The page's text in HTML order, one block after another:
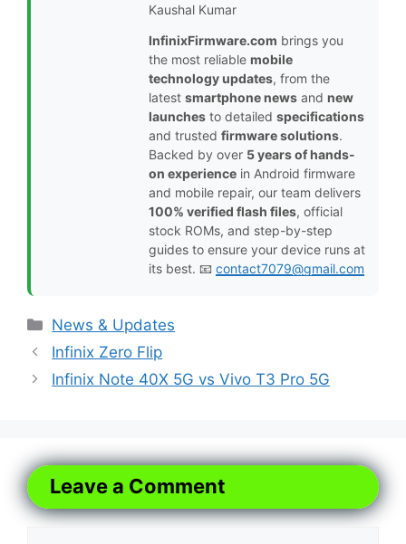
Kaushal Kumar
InfinixFirmware.com brings you
the most reliable mobile
technology updates, from the
latest smartphone news and new
launches to detailed specifications
and trusted firmware solutions.
Backed by over 5 years of hands-
on experience in Android firmware
and mobile repair, our team delivers
100% verified flash files, official
stock ROMs, and step-by-step
guides to ensure your device runs at
its best. 📧 contact7079@gmail.com
Categories
News & Updates
Infinix Zero Flip
Infinix Note 40X 5G vs Vivo T3 Pro 5G
Leave a Comment